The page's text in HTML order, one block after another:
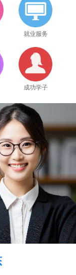
就业服务
成功学子
【手机维修培训班】
手机维修培训班】